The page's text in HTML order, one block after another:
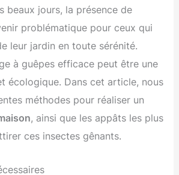
beaux jours, la présence de
problématique pour ceux qui
leur jardin en toute sérénité.
à guêpes efficace peut être une
écologique. Dans cet article, nous
méthodes pour réaliser un
, ainsi que les appâts les plus
ces insectes gênants.